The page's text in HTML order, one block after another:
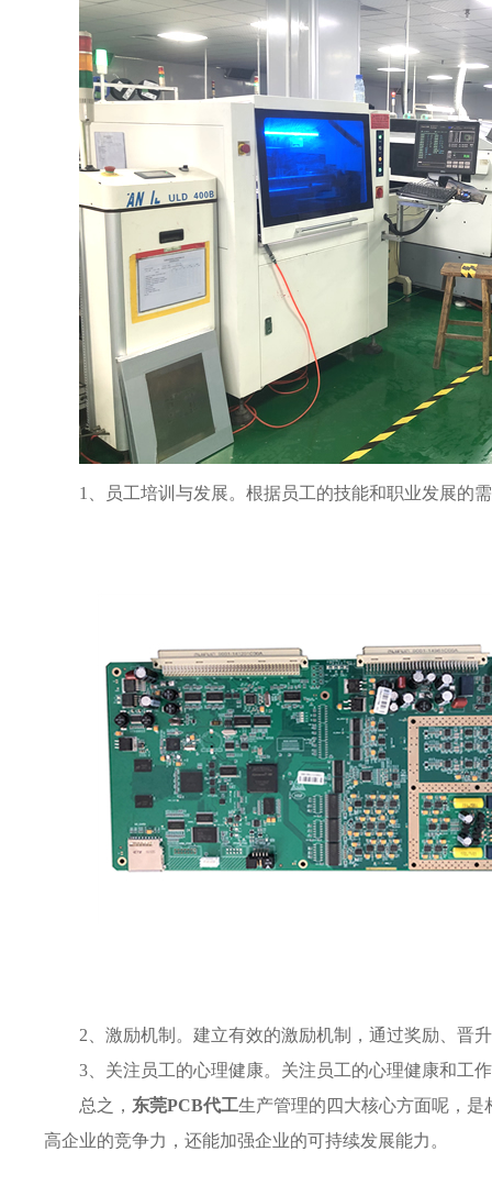
1、员工培训与发展。根据员工的技能和职业发展的
2、激励机制。建立有效的激励机制，通过奖励、晋
3、关注员工的心理健康。关注员工的心理健康和工
总之， 东莞PCB代工生产管理的四大核心方面呢，
高企业的竞争力，还能加强企业的可持续发展能力。